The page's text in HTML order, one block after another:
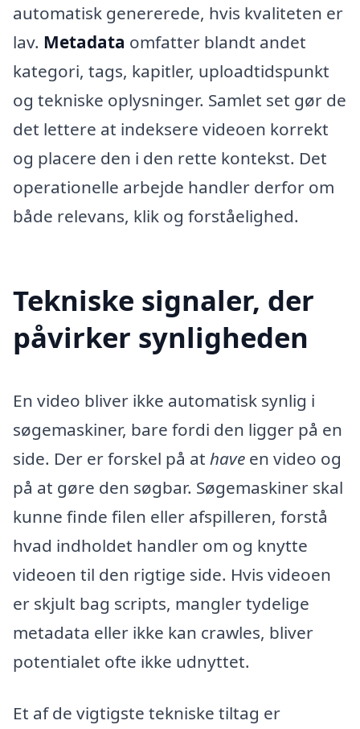
automatisk genererede, hvis kvaliteten er
lav. Metadata omfatter blandt andet
kategori, tags, kapitler, uploadtidspunkt
og tekniske oplysninger. Samlet set gør de
det lettere at indeksere videoen korrekt
og placere den i den rette kontekst. Det
operationelle arbejde handler derfor om
både relevans, klik og forståelighed.
Tekniske signaler, der
påvirker synligheden
En video bliver ikke automatisk synlig i
søgemaskiner, bare fordi den ligger på en
side. Der er forskel på at have en video og
på at gøre den søgbar. Søgemaskiner skal
kunne finde filen eller afspilleren, forstå
hvad indholdet handler om og knytte
videoen til den rigtige side. Hvis videoen
er skjult bag scripts, mangler tydelige
metadata eller ikke kan crawles, bliver
potentialet ofte ikke udnyttet.
Et af de vigtigste tekniske tiltag er